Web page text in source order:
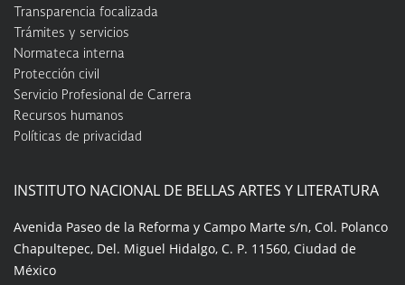
Transparencia focalizada
Trámites y servicios
Normateca interna
Protección civil
Servicio Profesional de Carrera
Recursos humanos
Políticas de privacidad
INSTITUTO NACIONAL DE BELLAS ARTES Y LITERATURA
Avenida Paseo de la Reforma y Campo Marte s/n, Col. Polanco
Chapultepec, Del. Miguel Hidalgo, C. P. 11560, Ciudad de
México